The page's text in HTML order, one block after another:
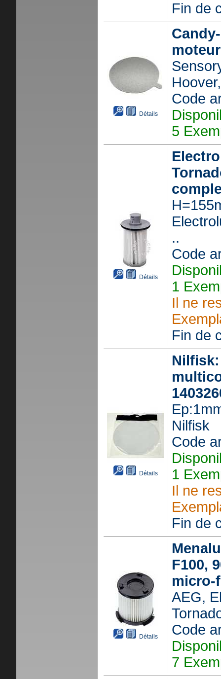
Fin de
Détails
Code
5
Détails
..
Code
1
Il ne
Fin de
Détails
Nilfisk
Code
1
Il ne
Fin de
Détails
F100,
micro-
AEG,
Code
7